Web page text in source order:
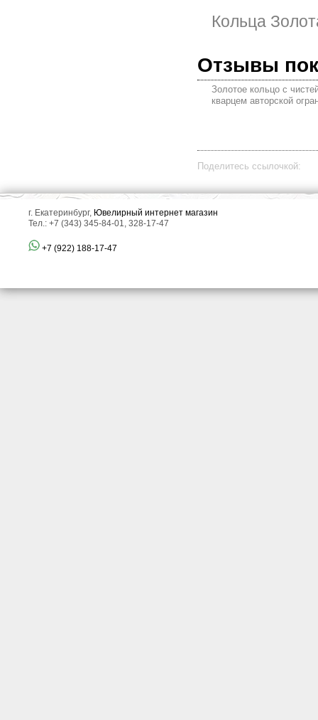
Кольца
Отзывы
Золотое кольцо с
кварцем авторской
Поделитесь ссылочкой:
г. Екатеринбург, Ювелирный интернет магазин
Тел.: +7 (343) 345-84-01, 328-17-47
+7 (922) 188-17-47